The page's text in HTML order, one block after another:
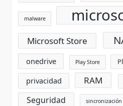
malware
Microsoft Store
onedrive
Play Store
privacidad RAM
Seguridad sincronización